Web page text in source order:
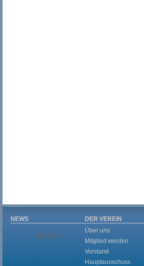
NEWS
Alle News
DER VEREIN
Über uns
Mitglied werden
Vorstand
Hauptausschuss